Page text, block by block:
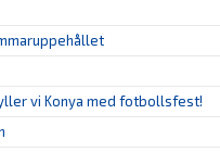
vi Konya med fotbollsfest!